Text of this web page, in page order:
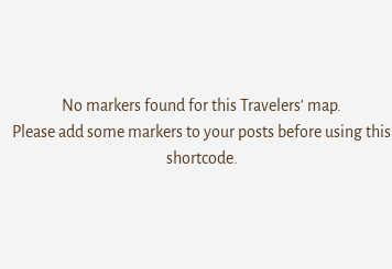
No markers found for this Travelers' map.
Please add some markers to your posts before using this
shortcode.